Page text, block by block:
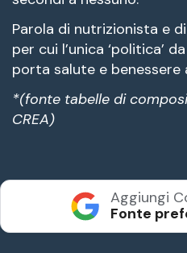
Parola di nutrizionista e
per cui l’unica ‘politica’
porta salute e benessere
*(fonte tabelle di
CREA)
Aggiungi
Fonte